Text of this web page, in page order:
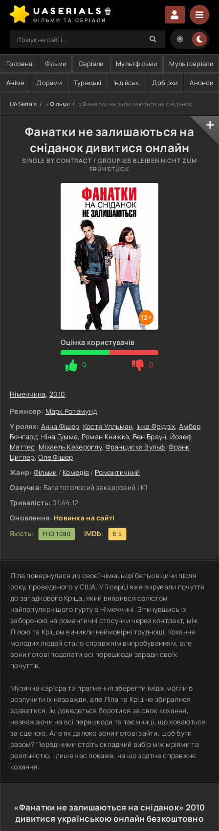
UASERIALS🍿
ФІЛЬМИ ТА СЕРІАЛИ
Головна Фільми Серіали Мультфільми Мультсеріали
Аніме Дорами Турецькі Індійські Добірки Анонси
UASerials » Фільми » Фанатки не залишаються на сніданок
Фанатки не залишаються на
сніданок дивитися онлайн
SINGLE BY CONTRACT / GROUPIES BLEIBEN NICHT ZUM
FRÜHSTÜCK
12+
Оцінка користувачів
0 0
Німеччина,2010
Режисер: Марк Ротемунд
У ролях: Анна Фішер, Костя Улльман, Інка Фрідріх,Амбер
Бонгард, Ніна Гумма, Роман Книжка, Бен Браун, Йозеф
Маттес, Міхаель Кезероглу, Франциска Вульф,Франк
Циглер,Оле Фішер
Жанр: Фільми / Комедія / Романтичний
Озвучка: Багатоголосий закадровий | К1
Тривалість: 01:44:12
Оновлення: Новинка на сайті
Якість:
FHD 1080 IMDb: 6.5
Ліла повернулася до своєї німецької батьківщини після
року, проведеного у США. У її серці вже вирували почуття
до загадкового Кріца, який виявився солістом
найпопулярнішого гурту в Німеччині. Зіткнувшись із
забороною на романтичні стосунки через контракт, між
Лілою та Кріцом виникли неймовірні труднощі. Кохання
молодих людей стало справжнім випробуванням, але
вони готові подолати всі перешкоди заради своїх
почуттів.
Музична кар'єра та прагнення зберегти імідж могли б
розлучити їх назавжди, але Ліла та Кріц не збиралися
здаватися. Їм доведеться боротися за своє кохання,
незважаючи на всі перешкоди та таємниці, що ховаються
за сценою. Але як далеко вони готові зайти, щоб бути
разом? Перед ними стоїть складний вибір між мріями та
реальністю, і лише час покаже, на що здатне справжнє
кохання.
«Фанатки не залишаються на сніданок» 2010
дивитися українською онлайн безкоштовно